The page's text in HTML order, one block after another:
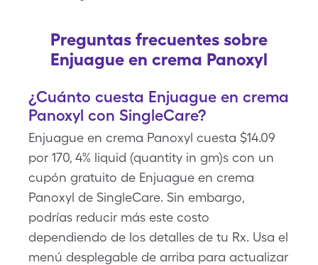
Preguntas frecuentes sobre
Enjuague en crema Panoxyl
¿Cuánto cuesta Enjuague en crema
Panoxyl con SingleCare?
Enjuague en crema Panoxyl cuesta $14.09
por 170, 4% liquid (quantity in gm)s con un
cupón gratuito de Enjuague en crema
Panoxyl de SingleCare. Sin embargo,
podrías reducir más este costo
dependiendo de los detalles de tu Rx. Usa el
menú desplegable de arriba para actualizar